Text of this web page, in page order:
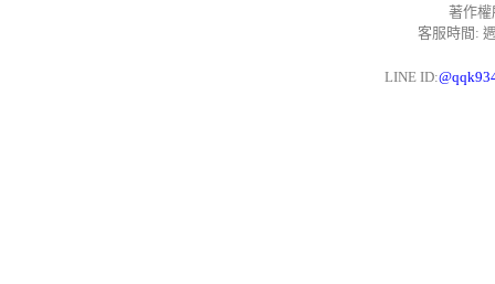
著作
客服時間:
LINE ID: